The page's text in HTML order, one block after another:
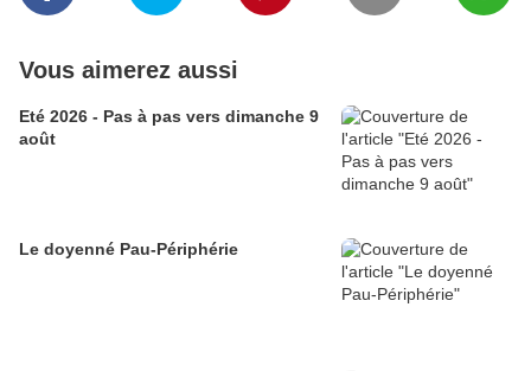
Vous aimerez aussi
Eté 2026 - Pas à pas vers dimanche 9
août
Le doyenné Pau-Périphérie